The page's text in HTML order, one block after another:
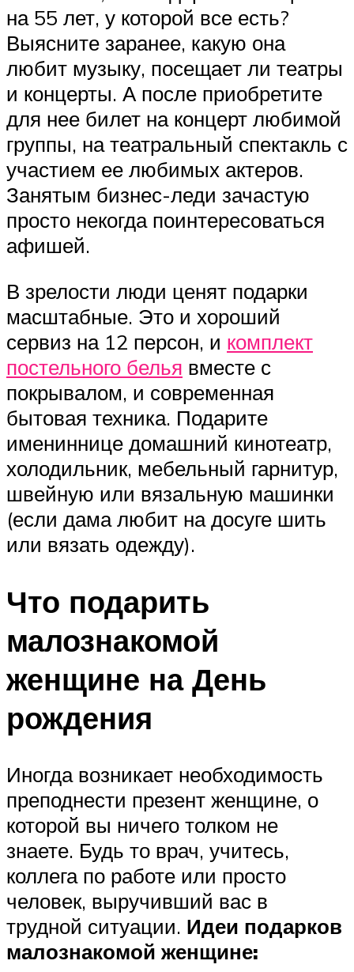
на 55 лет, у которой все есть?
Выясните заранее, какую она
любит музыку, посещает ли театры
и концерты. А после приобретите
для нее билет на концерт любимой
группы, на театральный спектакль с
участием ее любимых актеров.
Занятым бизнес-леди зачастую
просто некогда поинтересоваться
афишей.
В зрелости люди ценят подарки
масштабные. Это и хороший
сервиз на 12 персон, и комплект
постельного белья вместе с
покрывалом, и современная
бытовая техника. Подарите
имениннице домашний кинотеатр,
холодильник, мебельный гарнитур,
швейную или вязальную машинки
(если дама любит на досуге шить
или вязать одежду).
Что подарить
малознакомой
женщине на День
рождения
Иногда возникает необходимость
преподнести презент женщине, о
которой вы ничего толком не
знаете. Будь то врач, учитесь,
коллега по работе или просто
человек, выручивший вас в
трудной ситуации. Идеи подарков
малознакомой женщине: